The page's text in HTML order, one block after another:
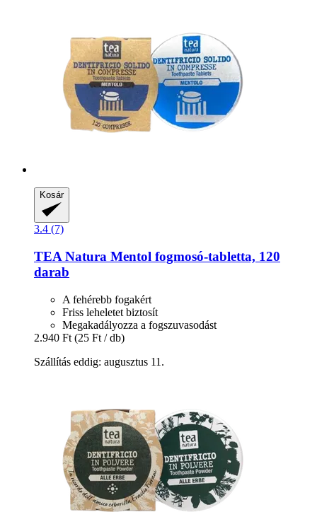
Kosár
3.4 (7)
TEA Natura Mentol fogmosó-​tabletta, 120
darab
A fehérebb fogakért
Friss leheletet biztosít
Megakadályozza a fogszuvasodást
2.940 Ft (25 Ft / db)
Szállítás eddig: augusztus 11.